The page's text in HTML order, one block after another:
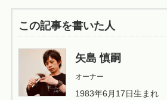
この記事を書いた人
矢島 慎嗣
オーナー
1983年6月17日生まれ